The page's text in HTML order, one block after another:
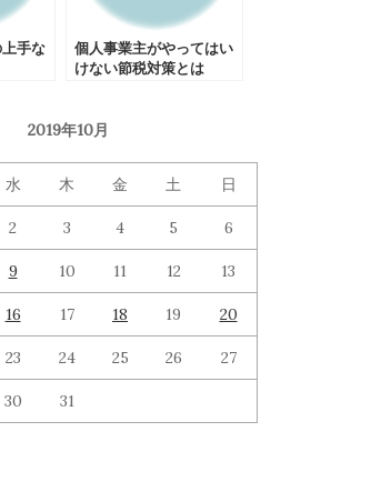
手な
個人事業主がやってはい
けない節税対策とは
2019年10月
水 木 金 土 日
2 3 4 5 6
9 10 11 12 13
16 17 18 19 20
23 24 25 26 27
30
31